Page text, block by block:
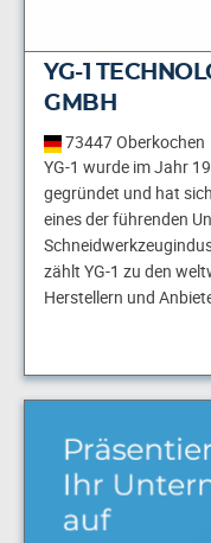
YG-1
GMBH
73447 Oberkochen
YG-1 wurde im Jahr
gegründet und hat
eines der führenden
zählt YG-1 zu den
Herstellern und